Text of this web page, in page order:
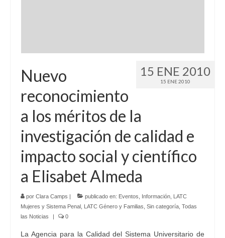
15 ENE 2010
15 ENE 2010
Nuevo
reconocimiento
a los méritos de la
investigación de calidad e
impacto social y científico
a Elisabet Almeda
por Clara Camps | publicado en: Eventos Información LATC
Mujeres y Sistema Penal LATC Género y Familias Sin categoría Todas
las Noticias
| 0
La Agencia para la Calidad del Sistema Universitario de